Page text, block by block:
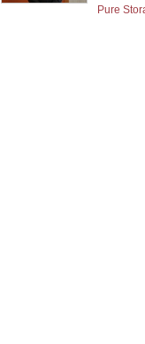
Pure